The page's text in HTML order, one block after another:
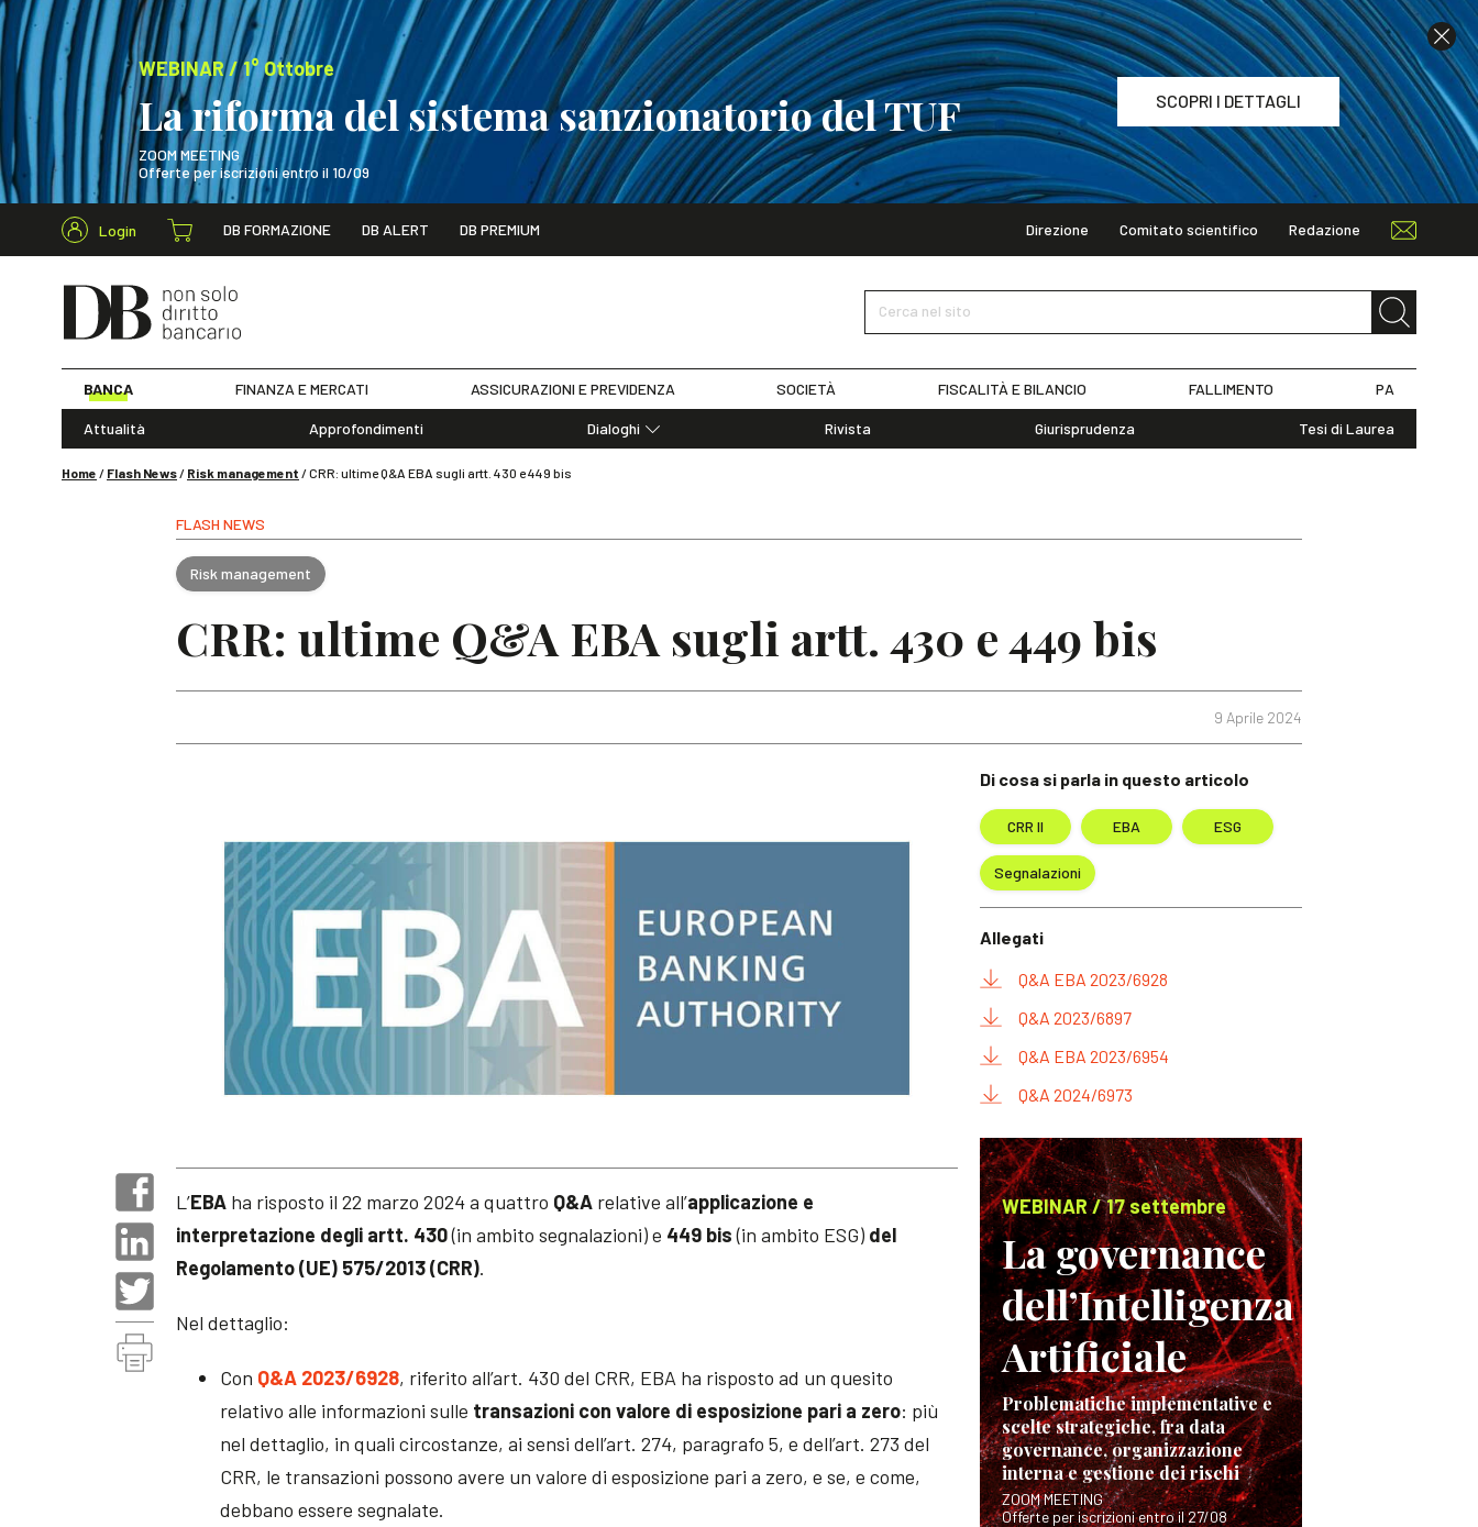
WEBINAR / 1° Ottobre
La riforma del sistema sanzionatorio del TUF
ZOOM MEETING
Offerte per iscrizioni entro il 10/09
SCOPRI I DETTAGLI
WEBINAR / 1° Ottobre
Login DB FORMAZIONE DB ALERT DB PREMIUM Direzione Comitato scientifico Redazione
Cerca nel sito
BANCA FINANZA E MERCATI ASSICURAZIONI E PREVIDENZA SOCIETÀ FISCALITÀ E BILANCIO FALLIMENTO PA
Attualità Approfondimenti
Dialoghi
Rivista Giurisprudenza Tesi di Laurea
Home / Flash News/ Risk management /CRR: ultime Q&A EBA sugli artt. 430 e 449 bis
FLASH NEWS
Risk management
CRR: ultime Q&A EBA sugli artt. 430 e 449 bis
9 Aprile 2024
L’EBA ha risposto il 22 marzo 2024 a quattro Q&A relative all’applicazione e
interpretazione degli artt. 430(in ambito segnalazioni) e 449 bis(in ambito ESG) del
Regolamento (UE) 575/2013 (CRR).
Nel dettaglio:
Con Q&A 2023/6928, riferito all’art. 430 del CRR, EBA ha risposto ad un quesito
relativo alle informazioni sulle transazioni con valore di esposizione pari a zero: più
nel dettaglio, in quali circostanze, ai sensi dell’art. 274, paragrafo 5, e dell’art. 273 del
CRR, le transazioni possono avere un valore di esposizione pari a zero, e se, e come,
debbano essere segnalate.
Di cosa si parla in questo articolo
CRR II EBA ESG
Segnalazioni
Allegati
Q&A EBA 2023/6928
Q&A 2023/6897
Q&A EBA 2023/6954
Q&A 2024/6973
WEBINAR / 17 settembre
La governance
dell’Intelligenza
Artificiale
Problematiche implementative e
scelte strategiche, fra data
governance, organizzazione
interna e gestione dei rischi
ZOOM MEETING
Offerte per iscrizioni entro il 27/08